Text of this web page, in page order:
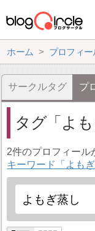
ホーム プロフィー
サークルタグ プ
タグ よ
2件のプロフィール
キーワード「よも